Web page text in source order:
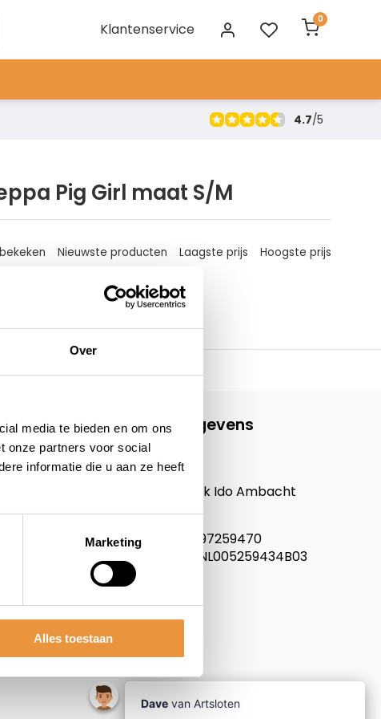
Over
media te bieden en om ons
onze partners voor social
informatie die u aan ze heeft
Marketing
Alles toestaan
Klantenservice
0
4.7/5
Pig Girl maat S/M
Nieuwste producten Laagste prijs Hoogste prijs
Contactgegevens
ARTsloten.nl
Noordeinde 114
3341LW, Hendrik Ido Ambacht
Nederland
KVK nummer: 97259470
Btw nummer: NL005259434B03